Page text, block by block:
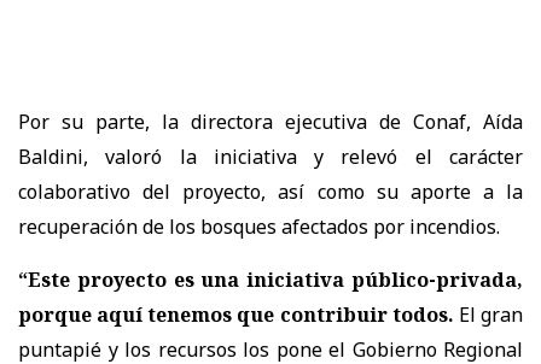
Por su parte, la directora ejecutiva de Conaf, Aída
Baldini, valoró la iniciativa y relevó el carácter
colaborativo del proyecto, así como su aporte a la
recuperación de los bosques afectados por incendios.
“Este proyecto es una iniciativa público-privada,
porque aquí tenemos que contribuir todos. El gran
puntapié y los recursos los pone el Gobierno Regional